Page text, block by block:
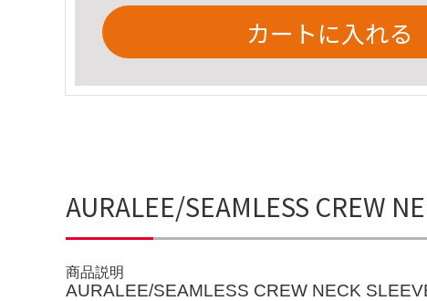
カートに入れる
AURALEE/SEAMLESS CREW
商品説明
AURALEE/SEAMLESS CREW NECK